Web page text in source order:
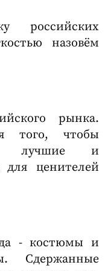
российских
назовём
рынка.
того, чтобы
лучшие и
ценителей
- костюмы и
Сдержанные